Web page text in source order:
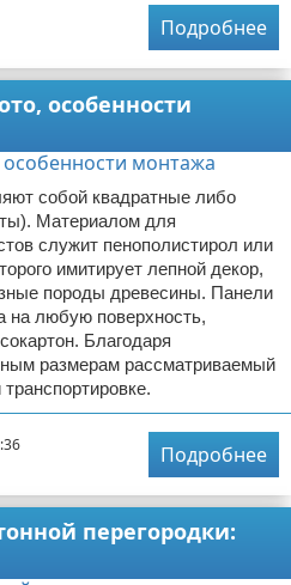
Подробнее
особенности
собой квадратные либо
Материалом для
служит пенополистирол или
имитирует лепной декор,
породы древесины. Панели
на любую поверхность,
Благодаря
размерам рассматриваемый
Подробнее
перегородки: